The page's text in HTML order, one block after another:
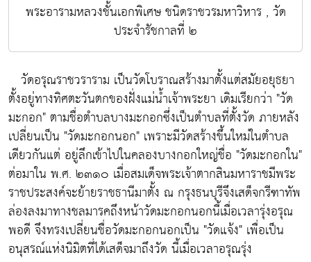
พระอารามหลวงชั้นเอกพิเศษ ชนิดราชวรมหาวิหาร , วัด
ประจำรัชกาลที่ ๒
วัดอรุณราชวราราม เป็นวัดโบราณสร้างมาตั้งแต่สมัยอยุธยา
ตั้งอยู่ทางทิศตะวันตกของฝั่งแม่น้ำเจ้าพระยา เดิมเรียกว่า "วัด
มะกอก" ตามชื่อตำบลบางมะกอกซึ่งเป็นตำบลที่ตั้งวัด ภายหลัง
เปลี่ยนเป็น "วัดมะกอกนอก" เพราะมีวัดสร้างขึ้นใหม่ในตำบล
เดียวกันแต่ อยู่ลึกเข้าไปในคลองบางกอกใหญ่ชื่อ "วัดมะกอกใน"
ต่อมาใน พ.ศ. ๒๓๑๐ เมื่อสมเด็จพระเจ้าตากสินมหาราชมีพระ
ราชประสงค์จะย้ายราชธานีมาตั้ง ณ กรุงธนบุรีจึงเสด็จกรีฑาทัพ
ล่องลงมาทางชลมารคถึงหน้าวัดมะกอกนอกนี้เมื่อเวลารุ่งอรุณ
พอดี จึงทรงเปลี่ยนชื่อวัดมะกอกนอกเป็น "วัดแจ้ง" เพื่อเป็น
อนุสรณ์แห่งนิมิตที่ได้เสด็จมาถึงวัด นี้เมื่อเวลาอรุณรุ่ง